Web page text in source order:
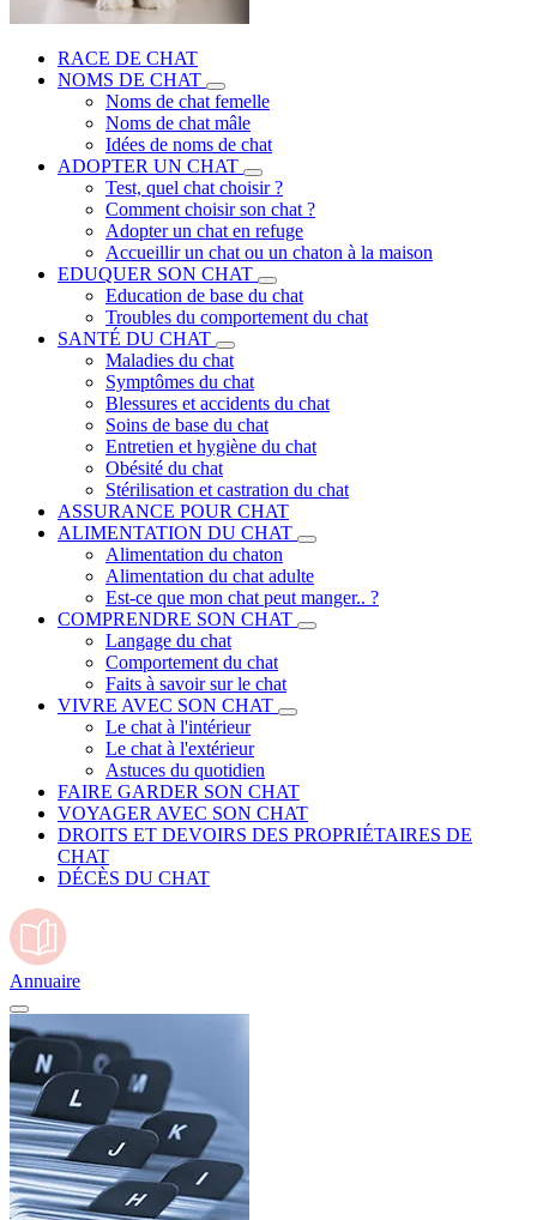
RACE DE CHAT
NOMS DE CHAT
Noms de chat femelle
Noms de chat mâle
Idées de noms de chat
ADOPTER UN CHAT
Test, quel chat choisir ?
Comment choisir son chat ?
Adopter un chat en refuge
Accueillir un chat ou un chaton à la maison
EDUQUER SON CHAT
Education de base du chat
Troubles du comportement du chat
SANTÉ DU CHAT
Maladies du chat
Symptômes du chat
Blessures et accidents du chat
Soins de base du chat
Entretien et hygiène du chat
Obésité du chat
Stérilisation et castration du chat
ASSURANCE POUR CHAT
ALIMENTATION DU CHAT
Alimentation du chaton
Alimentation du chat adulte
Est-ce que mon chat peut manger.. ?
COMPRENDRE SON CHAT
Langage du chat
Comportement du chat
Faits à savoir sur le chat
VIVRE AVEC SON CHAT
Le chat à l'intérieur
Le chat à l'extérieur
Astuces du quotidien
FAIRE GARDER SON CHAT
VOYAGER AVEC SON CHAT
DROITS ET DEVOIRS DES PROPRIÉTAIRES DE
CHAT
DÉCÈS DU CHAT
Annuaire